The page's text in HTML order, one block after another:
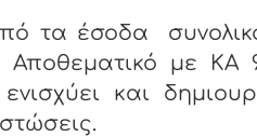
τα έσοδα
Αποθεματικό με ΚΑ
και